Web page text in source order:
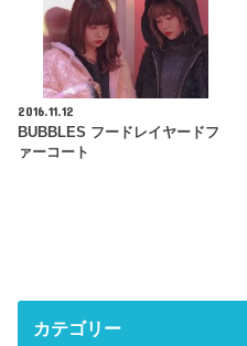
2016.11.12
BUBBLES フードレイヤードフ
ァーコート
カテゴリー